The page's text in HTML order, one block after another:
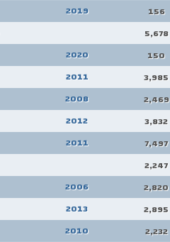
156
2019
5,678
150
2020
3,985
2011
2,469
2008
3,832
2012
7,497
2011
2,247
2,820
2006
2,895
2013
2,232
2010